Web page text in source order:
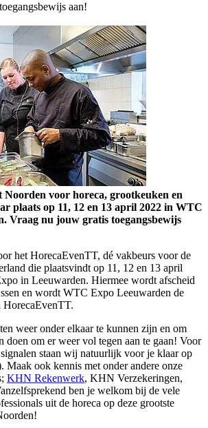
aan!
Noorden voor horeca, grootkeuken en
plaats op 11, 12 en 13 april 2022 in WTC
Vraag nu jouw gratis toegangsbewijs
het HorecaEvenTT, dé vakbeurs voor de
die plaatsvindt op 11, 12 en 13 april
in Leeuwarden. Hiermee wordt afscheid
en wordt WTC Expo Leeuwarden de
HorecaEvenTT.
weer onder elkaar te kunnen zijn en om
doen om er weer vol tegen aan te gaan! Voor
staan wij natuurlijk voor je klaar op
Maak ook kennis met onder andere onze
KHN Rekenwerk, KHN Verzekeringen,
ben je welkom bij de vele
uit de horeca op deze grootste